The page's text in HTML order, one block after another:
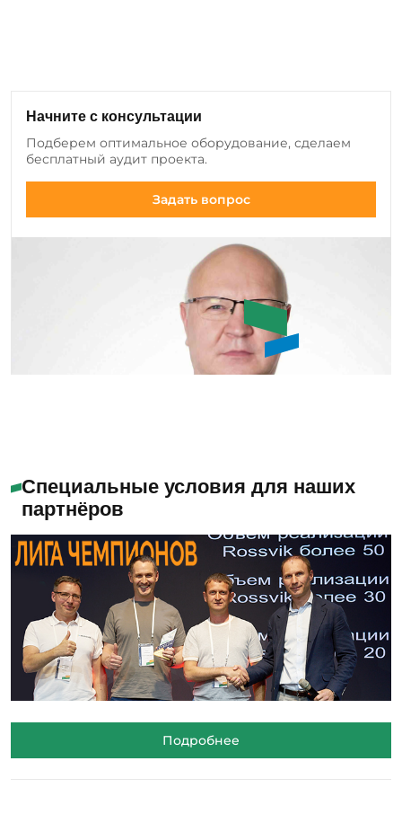
добавляем новые позиции оборудования и
инструмента, а также совершенствуем
существующие модели.
Начните с консультации
Подберем оптимальное оборудование, сделаем
бесплатный аудит проекта.
Задать вопрос
Специальные условия для наших
партнёров
Подробнее